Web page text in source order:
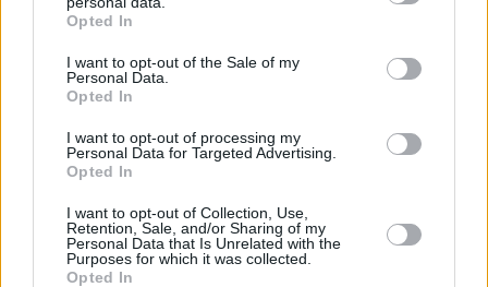
grant or deny consent to Google and its third-party tags to
use your data for below specified purposes in below Google
consent section.
Opted In
I want to opt-out of the Sale of my
Personal Data.
Opted In
I want to opt-out of processing my
Personal Data for Targeted Advertising.
Opted In
I want to opt-out of Collection, Use,
Retention, Sale, and/or Sharing of my
Personal Data that Is Unrelated with the
Purposes for which it was collected.
Opted In
ΠΡΟΣΘΗΚΗ ΣΧΟΛΙΟΥ
EMAIL